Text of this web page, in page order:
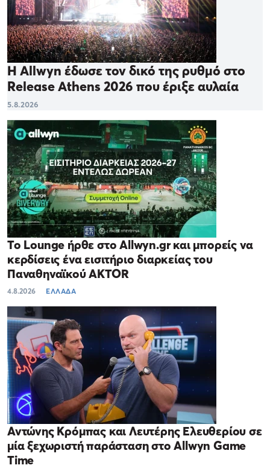
Η Allwyn έδωσε τον δικό της ρυθμό στο
Release Athens 2026 που έριξε αυλαία
5.8.2026
Το Lounge ήρθε στο Allwyn.gr και μπορείς να
κερδίσεις ένα εισιτήριο διαρκείας του
Παναθηναϊκού AKTOR
4.8.2026 ΕΛΛΑΔΑ
Αντώνης Κρόμπας και Λευτέρης Ελευθερίου σε
μία ξεχωριστή παράσταση στο Allwyn Game
Time